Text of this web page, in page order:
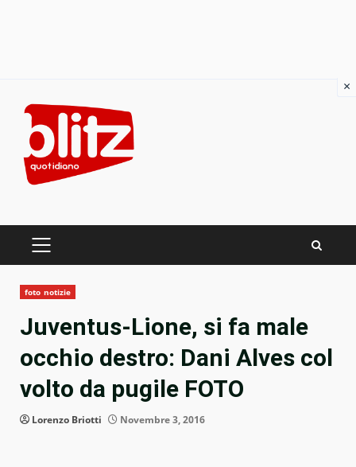
content
PRIMARY
foto notizie
Juventus-Lione, si fa male
occhio destro: Dani Alves col
volto da pugile FOTO
Lorenzo Briotti Novembre 3, 2016
×